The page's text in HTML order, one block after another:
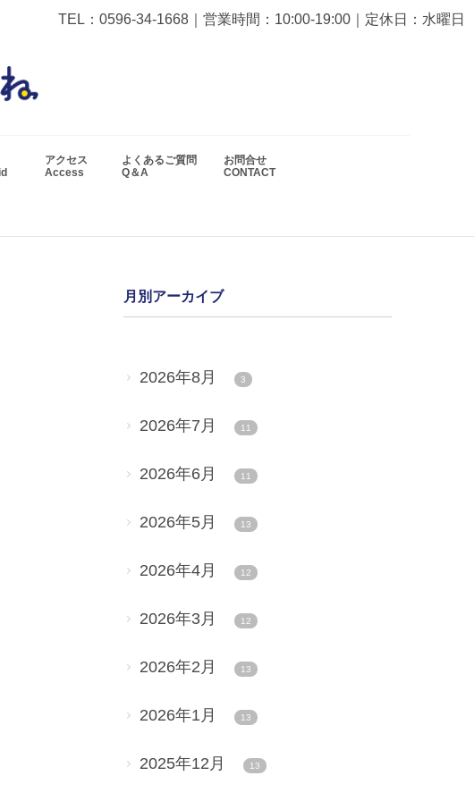
TEL：0596-34-1668 ｜営業時間：10:00-19:00｜定休日：水曜日
アクセス
Access
よくあるご質問
Q＆A
お問合せ
CONTACT
月別アーカイブ
2026年8月 3
2026年7月 11
2026年6月 11
2026年5月 13
2026年4月 12
2026年3月 12
2026年2月 13
2026年1月 13
2025年12月 13